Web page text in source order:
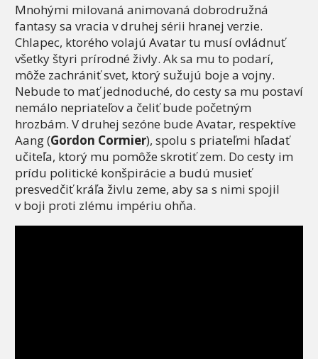
Mnohými milovaná animovaná dobrodružná
fantasy sa vracia v druhej sérii hranej verzie.
Chlapec, ktorého volajú Avatar tu musí ovládnuť
všetky štyri prírodné živly. Ak sa mu to podarí,
môže zachrániť svet, ktorý sužujú boje a vojny.
Nebude to mať jednoduché, do cesty sa mu postaví
nemálo nepriateľov a čeliť bude početným
hrozbám. V druhej sezóne bude Avatar, respektíve
Aang (Gordon Cormier), spolu s priateľmi hľadať
učiteľa, ktorý mu pomôže skrotiť zem. Do cesty im
prídu politické konšpirácie a budú musieť
presvedčiť kráľa živlu zeme, aby sa s nimi spojil
v boji proti zlému impériu ohňa.